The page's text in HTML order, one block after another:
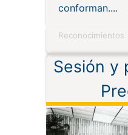
conforman.
Reconocimientos
Sesión y